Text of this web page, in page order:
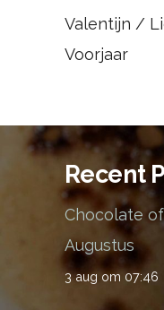
Valentijn /
Voorjaar
Recent
Chocolate
Augustus
3 aug om 07:46